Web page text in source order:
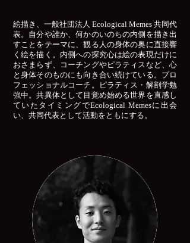
絵描き、一般社団法人 Ecological Memes 共同代
表。自分や誰か、何かのいのちの内側を描き出
すことをテーマに、観る人の身体の奥に直接響
く絵を描く。内側への探究心は絵の表現だけに
おさまらず、コーチングやピラティスなど、心
と身体そのものにも向き合い続けている。プロ
フェッショナルコーチ。ピラティス・解剖学勉
強中。共異体として目覚め始める世界を直感し
ていたタイミングでEcological Memesに出会
い、共同代表として活動をともにする。